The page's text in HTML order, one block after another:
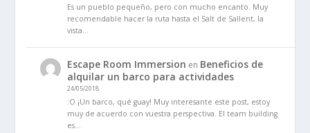
Es un pueblo pequeño, pero con mucho encanto. Muy
recomendable hacer la ruta hasta el Salt de Sallent, la
vista…
Escape Room Immersion en Beneficios de
alquilar un barco para actividades
24/05/2018
:O ¡Un barco, qué guay! Muy interesante este post, estoy
muy de acuerdo con vuestra perspectiva. El team building
es…